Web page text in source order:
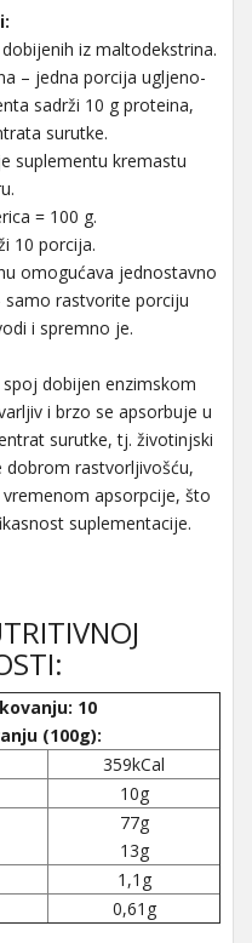
iz maltodekstrina.
– jedna porcija ugljeno-
sadrži 10 g proteina,
surutke.
suplementu kremastu
= 100 g.
10 porcija.
omogućava jednostavno
samo rastvorite porciju
i spremno je.
dobijen enzimskom
i brzo se apsorbuje u
surutke, tj. životinjski
dobrom rastvorljivošću,
apsorpcije, što
suplementacije.
10
(100g):
359kCal
10g
77g
13g
1,1g
0,61g